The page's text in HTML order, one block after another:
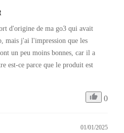
d'origine de ma go3 qui avait
mais j'ai l'impression que les
un peu moins bonnes, car il a
est-ce parce que le produit est
0
01/01/2025